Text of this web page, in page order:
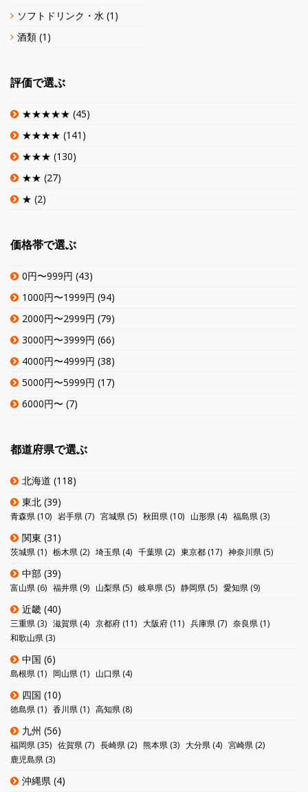
ソフトドリンク・水 (1)
酒類 (1)
評価で選ぶ
★★★★★ (45)
★★★★ (141)
★★★ (130)
★★ (27)
★ (2)
価格帯で選ぶ
0円〜999円 (43)
1000円〜1999円 (94)
2000円〜2999円 (79)
3000円〜3999円 (66)
4000円〜4999円 (38)
5000円〜5999円 (17)
6000円〜 (7)
都道府県で選ぶ
北海道 (118)
東北 (39)
青森県 (10) 岩手県 (7) 宮城県 (5) 秋田県 (10) 山形県 (4) 福島県 (3)
関東 (31)
茨城県 (1) 栃木県 (2) 埼玉県 (4) 千葉県 (2) 東京都 (17) 神奈川県 (5)
中部 (39)
富山県 (6) 福井県 (9) 山梨県 (5) 岐阜県 (5) 静岡県 (5) 愛知県 (9)
近畿 (40)
三重県 (3) 滋賀県 (4) 京都府 (11) 大阪府 (11) 兵庫県 (7) 奈良県 (1)
和歌山県 (3)
中国 (6)
島根県 (1) 岡山県 (1) 山口県 (4)
四国 (10)
徳島県 (1) 香川県 (1) 高知県 (8)
九州 (56)
福岡県 (35) 佐賀県 (7) 長崎県 (2) 熊本県 (3) 大分県 (4) 宮崎県 (2)
鹿児島県 (3)
沖縄県 (4)